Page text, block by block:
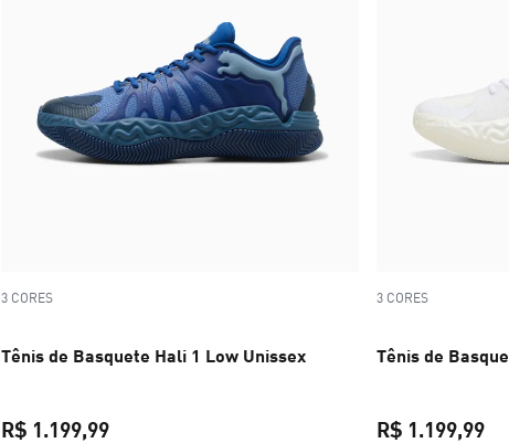
3 CORES
Tênis de Basquete Hali 1 Low Unissex
R$ 1.199,99
3 CORES
Tênis de
R$ 1.199,99